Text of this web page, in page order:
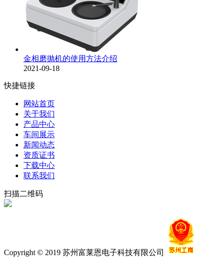
金相磨抛机的使用方法介绍
2021-09-18
快捷链接
网站首页
关于我们
产品中心
车间展示
新闻动态
资质证书
下载中心
联系我们
扫描二维码
Copyright © 2019 苏州富莱恩电子科技有限公司